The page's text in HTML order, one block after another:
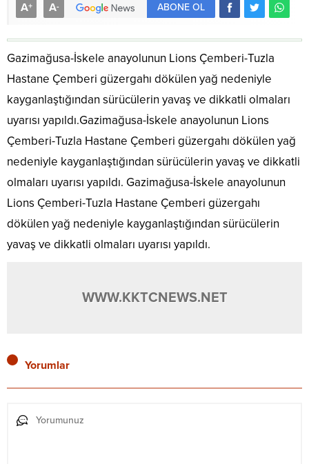
A+ A- ABONE OL
Gazimağusa-İskele anayolunun Lions Çemberi-Tuzla
Hastane Çemberi güzergahı dökülen yağ nedeniyle
kayganlaştığından sürücülerin yavaş ve dikkatli olmaları
uyarısı yapıldı.Gazimağusa-İskele anayolunun Lions
Çemberi-Tuzla Hastane Çemberi güzergahı dökülen yağ
nedeniyle kayganlaştığından sürücülerin yavaş ve dikkatli
olmaları uyarısı yapıldı. Gazimağusa-İskele anayolunun
Lions Çemberi-Tuzla Hastane Çemberi güzergahı
dökülen yağ nedeniyle kayganlaştığından sürücülerin
yavaş ve dikkatli olmaları uyarısı yapıldı.
WWW.KKTCNEWS.NET
Yorumlar